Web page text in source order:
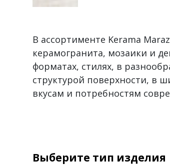
В ассортименте Kerama
керамогранита, мозаики и
форматах, стилях, в
структурой поверхности, в
вкусам и потребностям
Выберите тип изделия